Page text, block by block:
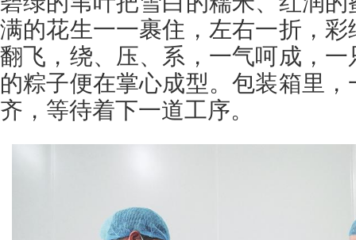
满的花生一一裹住，左右一折，
翻飞，绕、压、系，一气呵成，
的粽子便在掌心成型。包装箱里
齐，等待着下一道工序。